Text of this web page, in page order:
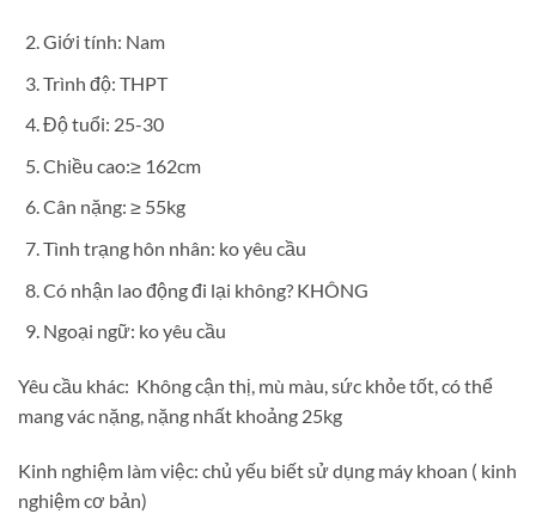
Giới tính: Nam
Trình độ: THPT
Độ tuổi: 25-30
Chiều cao:≥ 162cm
Cân nặng: ≥ 55kg
Tình trạng hôn nhân: ko yêu cầu
Có nhận lao động đi lại không? KHÔNG
Ngoại ngữ: ko yêu cầu
Yêu cầu khác: Không cận thị, mù màu, sức khỏe tốt, có thể
mang vác nặng, nặng nhất khoảng 25kg
Kinh nghiệm làm việc: chủ yếu biết sử dụng máy khoan ( kinh
nghiệm cơ bản)